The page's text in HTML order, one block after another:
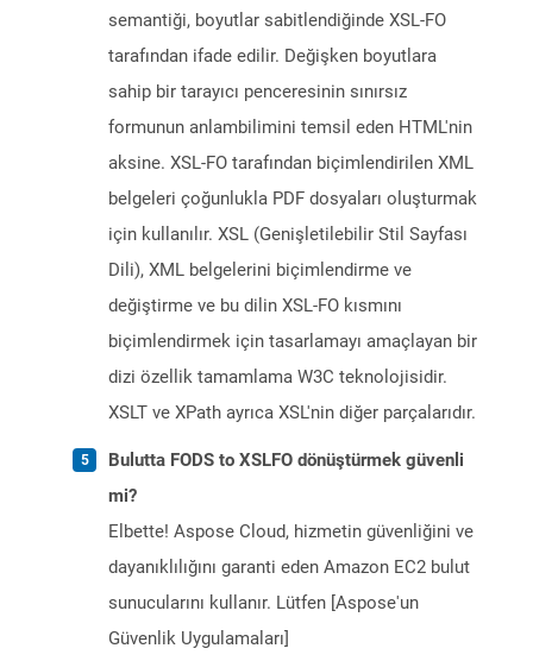
semantiği, boyutlar sabitlendiğinde XSL-FO
tarafından ifade edilir. Değişken boyutlara
sahip bir tarayıcı penceresinin sınırsız
formunun anlambilimini temsil eden HTML'nin
aksine. XSL-FO tarafından biçimlendirilen XML
belgeleri çoğunlukla PDF dosyaları oluşturmak
için kullanılır. XSL (Genişletilebilir Stil Sayfası
Dili), XML belgelerini biçimlendirme ve
değiştirme ve bu dilin XSL-FO kısmını
biçimlendirmek için tasarlamayı amaçlayan bir
dizi özellik tamamlama W3C teknolojisidir.
XSLT ve XPath ayrıca XSL'nin diğer parçalarıdır.
Bulutta FODS to XSLFO dönüştürmek güvenli
mi?
Elbette! Aspose Cloud, hizmetin güvenliğini ve
dayanıklılığını garanti eden Amazon EC2 bulut
sunucularını kullanır. Lütfen [Aspose'un
Güvenlik Uygulamaları]